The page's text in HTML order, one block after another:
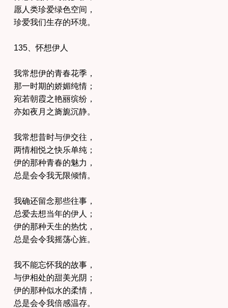
愿人类珍爱绿色空间，
珍爱我们生存的环境。
135、怀想伊人
我常想伊的青春花季，
那一时期的娇媚纯情；
宛若朝霞之艳丽缤纷，
亦如夜月之旖旎沉静。
我常想昔时与伊交往，
两情相悦之快乐单纯；
伊的那种青春的魅力，
总是会令我无限倾情。
我确还留念那些往事，
总爱去想当年的伊人；
伊的那种天生的热忱，
总是会令我摇荡心旌。
我不能忘怀我的故事，
与伊相处的甜美光阴；
伊的那种似水的柔情，
总是会令我倍感温存。